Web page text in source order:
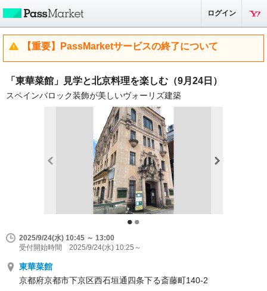
ログイン
【重要】PassMarketサービスの終了について
「東華菜館」見学と北京料理を楽しむ（9月24日）
スペインバロック装飾が美しいヴォーリズ建築
2025/9/24(水) 10:45 ～ 13:00
受付開始時間 2025/9/24(水) 10:25～
東華菜館
京都府京都市下京区西石垣通四条下る斎藤町140-2